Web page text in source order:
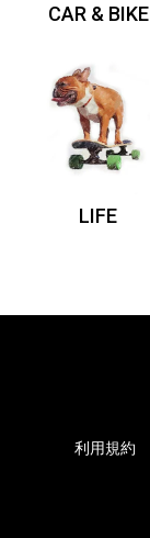
CAR & BIKE
LIFE
利用規約